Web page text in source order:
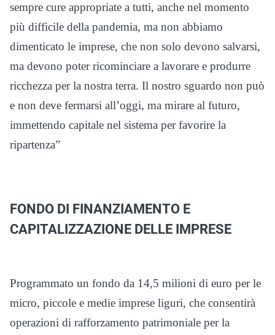
sempre cure appropriate a tutti, anche nel momento
più difficile della pandemia, ma non abbiamo
dimenticato le imprese, che non solo devono salvarsi,
ma devono poter ricominciare a lavorare e produrre
ricchezza per la nostra terra. Il nostro sguardo non può
e non deve fermarsi all’oggi, ma mirare al futuro,
immettendo capitale nel sistema per favorire la
ripartenza”
FONDO DI FINANZIAMENTO E
CAPITALIZZAZIONE DELLE IMPRESE
Programmato un fondo da 14,5 milioni di euro per le
micro, piccole e medie imprese liguri, che consentirà
operazioni di rafforzamento patrimoniale per la